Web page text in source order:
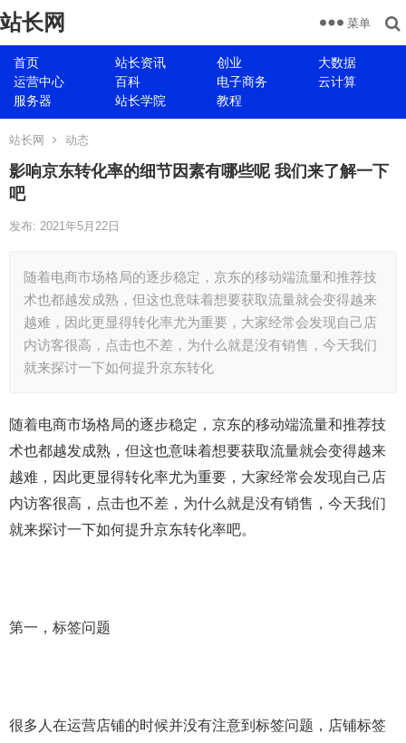
站长网
首页 站长资讯 创业
大数据
运营中心
百科 电子商务
云计算
服务器
站长学院 教程
菜单
站长网 动态
影响京东转化率的细节因素有哪些呢 我们来了解一下
吧
发布: 2021年5月22日
随着电商市场格局的逐步稳定，京东的移动端流量和推荐技
术也都越发成熟，但这也意味着想要获取流量就会变得越来
越难，因此更显得转化率尤为重要，大家经常会发现自己店
内访客很高，点击也不差，为什么就是没有销售，今天我们
就来探讨一下如何提升京东转化
随着电商市场格局的逐步稳定，京东的移动端流量和推荐技
术也都越发成熟，但这也意味着想要获取流量就会变得越来
越难，因此更显得转化率尤为重要，大家经常会发现自己店
内访客很高，点击也不差，为什么就是没有销售，今天我们
就来探讨一下如何提升京东转化率吧。
第一，标签问题
很多人在运营店铺的时候并没有注意到标签问题，店铺标签